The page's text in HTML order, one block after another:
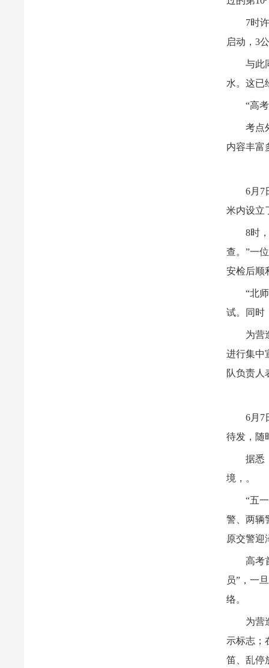
7时
启动，3
与此
水。这已
“高
考点
内容丰富
6月7
米内设立
8时
查。”一
安检后顺
“北
试。同时
为营
进行集中
队负责人
6月7
待发，随
据悉
境，。
“五
警、两辆
原交警迎
高考
员”，一
络。
为营
示标志；
笛、乱停